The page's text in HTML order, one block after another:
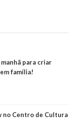
manhã para criar
família!
no Centro de Cultura